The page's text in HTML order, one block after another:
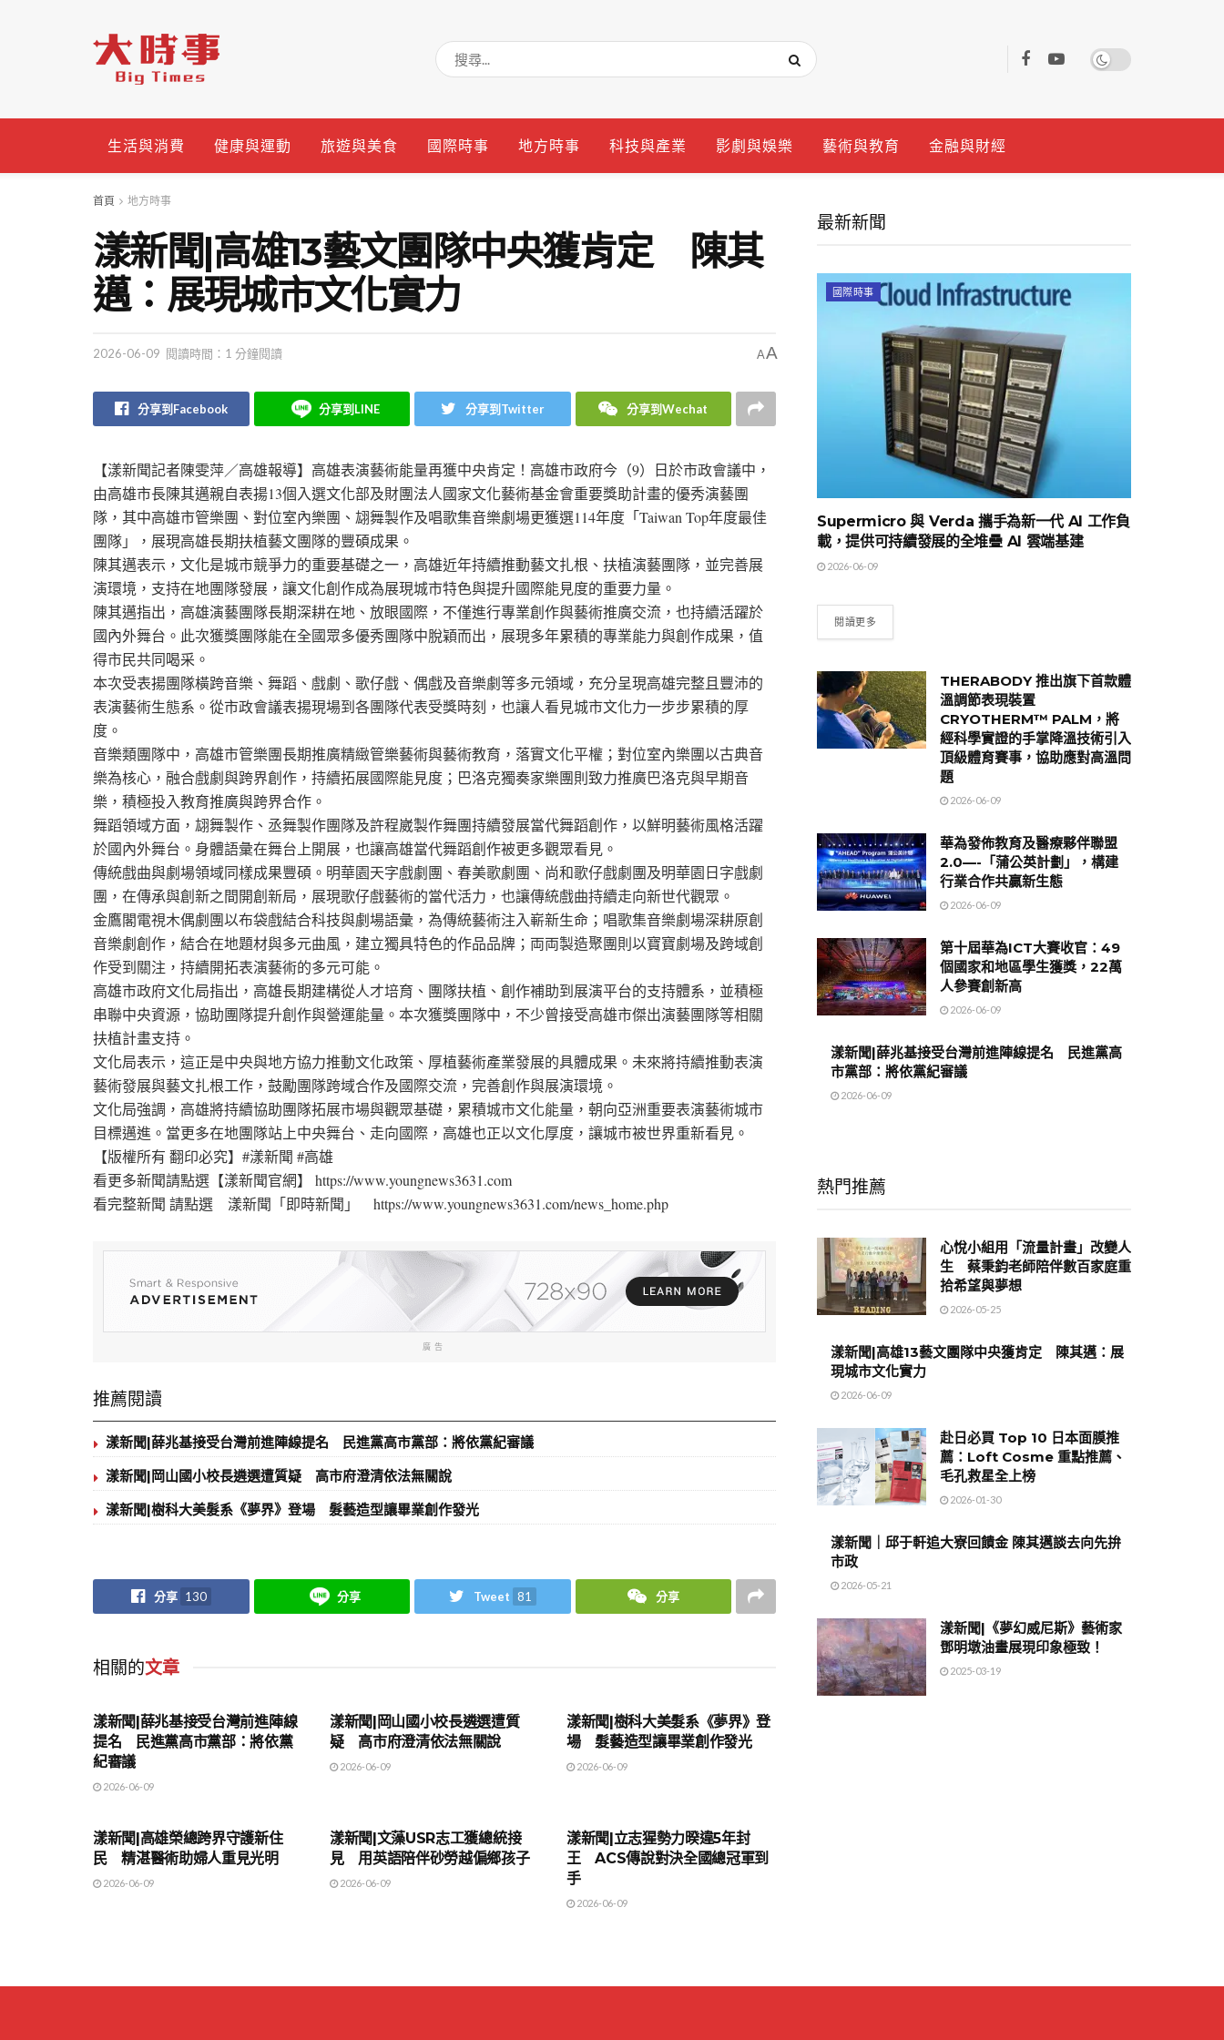
生活與消費 健康與運動 旅遊與美食 國際時事 地方時事 科技與產業 影劇與娛樂 藝術與教育 金融與財經
首頁 地方時事
漾新聞|高雄13藝文團隊中央獲肯定 陳其
邁：展現城市文化實力
2026-06-09 閱讀時間：1 分鐘閱讀 AA
分享到Facebook 分享到LINE 分享到Twitter 分享到Wechat
【漾新聞記者陳雯萍／高雄報導】高雄表演藝術能量再獲中央肯定！高雄市政府今（9）日於市政會議中，
由高雄市長陳其邁親自表揚13個入選文化部及財團法人國家文化藝術基金會重要獎助計畫的優秀演藝團
隊，其中高雄市管樂團、對位室內樂團、翃舞製作及唱歌集音樂劇場更獲選114年度「Taiwan Top年度最佳
團隊」，展現高雄長期扶植藝文團隊的豐碩成果。
陳其邁表示，文化是城市競爭力的重要基礎之一，高雄近年持續推動藝文扎根、扶植演藝團隊，並完善展
演環境，支持在地團隊發展，讓文化創作成為展現城市特色與提升國際能見度的重要力量。
陳其邁指出，高雄演藝團隊長期深耕在地、放眼國際，不僅進行專業創作與藝術推廣交流，也持續活躍於
國內外舞台。此次獲獎團隊能在全國眾多優秀團隊中脫穎而出，展現多年累積的專業能力與創作成果，值
得市民共同喝采。
本次受表揚團隊橫跨音樂、舞蹈、戲劇、歌仔戲、偶戲及音樂劇等多元領域，充分呈現高雄完整且豐沛的
表演藝術生態系。從市政會議表揚現場到各團隊代表受獎時刻，也讓人看見城市文化力一步步累積的厚
度。
音樂類團隊中，高雄市管樂團長期推廣精緻管樂藝術與藝術教育，落實文化平權；對位室內樂團以古典音
樂為核心，融合戲劇與跨界創作，持續拓展國際能見度；巴洛克獨奏家樂團則致力推廣巴洛克與早期音
樂，積極投入教育推廣與跨界合作。
舞蹈領域方面，翃舞製作、丞舞製作團隊及許程崴製作舞團持續發展當代舞蹈創作，以鮮明藝術風格活躍
於國內外舞台。身體語彙在舞台上開展，也讓高雄當代舞蹈創作被更多觀眾看見。
傳統戲曲與劇場領域同樣成果豐碩。明華園天字戲劇團、春美歌劇團、尚和歌仔戲劇團及明華園日字戲劇
團，在傳承與創新之間開創新局，展現歌仔戲藝術的當代活力，也讓傳統戲曲持續走向新世代觀眾。
金鷹閣電視木偶劇團以布袋戲結合科技與劇場語彙，為傳統藝術注入嶄新生命；唱歌集音樂劇場深耕原創
音樂劇創作，結合在地題材與多元曲風，建立獨具特色的作品品牌；両両製造聚團則以寶寶劇場及跨域創
作受到關注，持續開拓表演藝術的多元可能。
高雄市政府文化局指出，高雄長期建構從人才培育、團隊扶植、創作補助到展演平台的支持體系，並積極
串聯中央資源，協助團隊提升創作與營運能量。本次獲獎團隊中，不少曾接受高雄市傑出演藝團隊等相關
扶植計畫支持。
文化局表示，這正是中央與地方協力推動文化政策、厚植藝術產業發展的具體成果。未來將持續推動表演
藝術發展與藝文扎根工作，鼓勵團隊跨域合作及國際交流，完善創作與展演環境。
文化局強調，高雄將持續協助團隊拓展市場與觀眾基礎，累積城市文化能量，朝向亞洲重要表演藝術城市
目標邁進。當更多在地團隊站上中央舞台、走向國際，高雄也正以文化厚度，讓城市被世界重新看見。
【版權所有 翻印必究】#漾新聞 #高雄
看更多新聞請點選【漾新聞官網】 https://www.youngnews3631.com
看完整新聞 請點選 漾新聞「即時新聞」 https://www.youngnews3631.com/news_home.php
廣告
推薦閱讀
漾新聞|薛兆基接受台灣前進陣線提名 民進黨高市黨部：將依黨紀審議
漾新聞|岡山國小校長遴選遭質疑 高市府澄清依法無關說
漾新聞|樹科大美髮系《夢界》登場 髮藝造型讓畢業創作發光
分享 130 分享 Tweet 81 分享
相關的文章
漾新聞|薛兆基接受台灣前進陣線
提名 民進黨高市黨部：將依黨
紀審議
2026-06-09
漾新聞|岡山國小校長遴選遭質
疑 高市府澄清依法無關說
2026-06-09
漾新聞|樹科大美髮系《夢界》登
場 髮藝造型讓畢業創作發光
2026-06-09
漾新聞|高雄榮總跨界守護新住
民 精湛醫術助婦人重見光明
2026-06-09
漾新聞|文藻USR志工獲總統接
見 用英語陪伴砂勞越偏鄉孩子
2026-06-09
漾新聞|立志猩勢力暌違5年封
王 ACS傳說對決全國總冠軍到
手
2026-06-09
最新新聞
國際時事
Supermicro 與 Verda 攜手為新一代 AI 工作負
載，提供可持續發展的全堆疊 AI 雲端基建
2026-06-09
閱讀更多
THERABODY 推出旗下首款體
溫調節表現裝置
CRYOTHERM™ PALM，將
經科學實證的手掌降溫技術引入
頂級體育賽事，協助應對高溫問
題
2026-06-09
華為發佈教育及醫療夥伴聯盟
2.0—-「蒲公英計劃」，構建
行業合作共贏新生態
2026-06-09
第十屆華為ICT大賽收官：49
個國家和地區學生獲獎，22萬
人參賽創新高
2026-06-09
漾新聞|薛兆基接受台灣前進陣線提名 民進黨高
市黨部：將依黨紀審議
2026-06-09
熱門推薦
心悅小組用「流量計畫」改變人
生 蔡秉鈞老師陪伴數百家庭重
拾希望與夢想
2026-05-25
漾新聞|高雄13藝文團隊中央獲肯定 陳其邁：展
現城市文化實力
2026-06-09
赴日必買 Top 10 日本面膜推
薦：Loft Cosme 重點推薦、
毛孔救星全上榜
2026-01-30
漾新聞｜邱于軒追大寮回饋金 陳其邁談去向先拚
市政
2026-05-21
漾新聞|《夢幻威尼斯》藝術家
鄧明墩油畫展現印象極致！
2025-03-19